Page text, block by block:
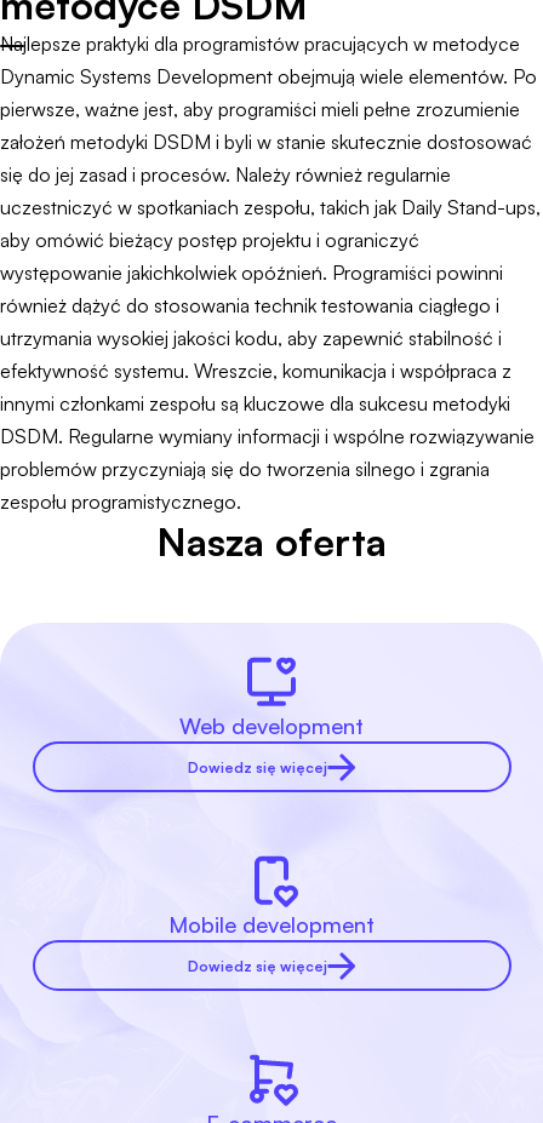
Najlepsze praktyki dla programistów pracujących w metodyce
Dynamic Systems Development obejmują wiele elementów. Po
pierwsze, ważne jest, aby programiści mieli pełne zrozumienie
założeń metodyki DSDM i byli w stanie skutecznie dostosować
się do jej zasad i procesów. Należy również regularnie
uczestniczyć w spotkaniach zespołu, takich jak Daily Stand-ups,
aby omówić bieżący postęp projektu i ograniczyć
występowanie jakichkolwiek opóźnień. Programiści powinni
również dążyć do stosowania technik testowania ciągłego i
utrzymania wysokiej jakości kodu, aby zapewnić stabilność i
efektywność systemu. Wreszcie, komunikacja i współpraca z
innymi członkami zespołu są kluczowe dla sukcesu metodyki
DSDM. Regularne wymiany informacji i wspólne rozwiązywanie
problemów przyczyniają się do tworzenia silnego i zgrania
zespołu programistycznego.
Nasza oferta
Web development
Dowiedz się więcej
Mobile development
Dowiedz się więcej